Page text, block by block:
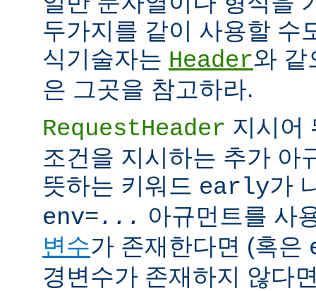
두가지를 같이 사용할 수
식기술자는 Header와 같
은 그곳을 참고하라.
RequestHeader 지시어
조건을 지시하는 추가 아
뜻하는 키워드 early가
env=... 아규먼트를 사
변수가 존재한다면 (혹은
경변수가 존재하지 않다